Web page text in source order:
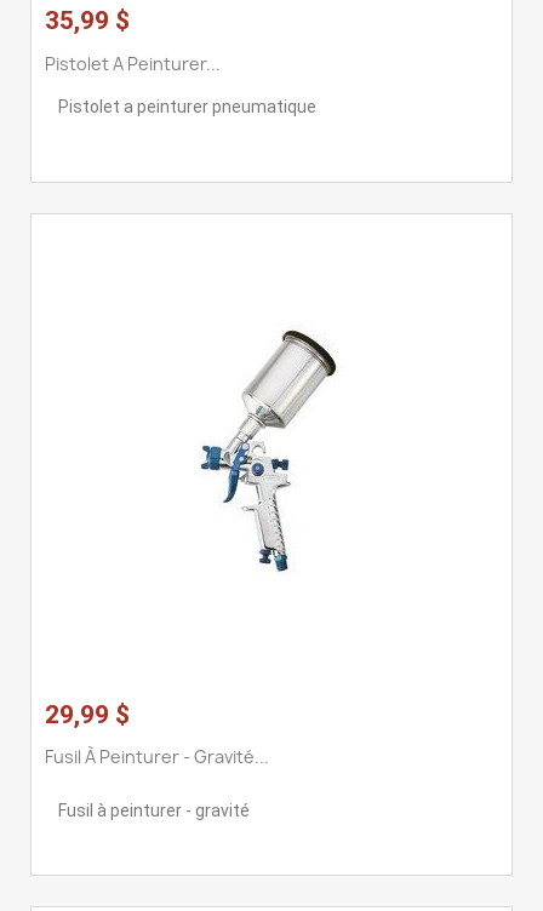
35,99 $
Pistolet A Peinturer...
Pistolet a peinturer pneumatique
29,99 $
Fusil À Peinturer - Gravité...
Fusil à peinturer - gravité